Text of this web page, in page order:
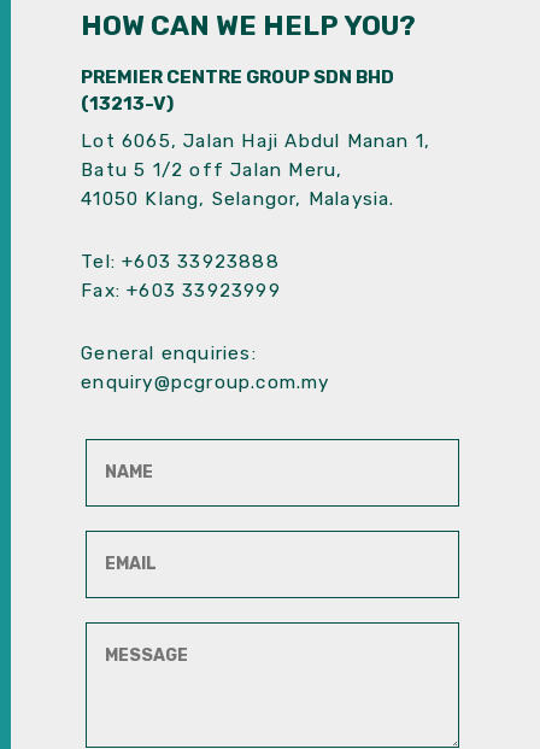
HOW CAN WE HELP YOU?
PREMIER CENTRE GROUP SDN BHD
(13213-V)
Lot 6065, Jalan Haji Abdul Manan 1,
Batu 5 1/2 off Jalan Meru,
41050 Klang, Selangor, Malaysia.
Tel:+603 33923888
Fax: +603 33923999
General enquiries:
enquiry@pcgroup.com.my